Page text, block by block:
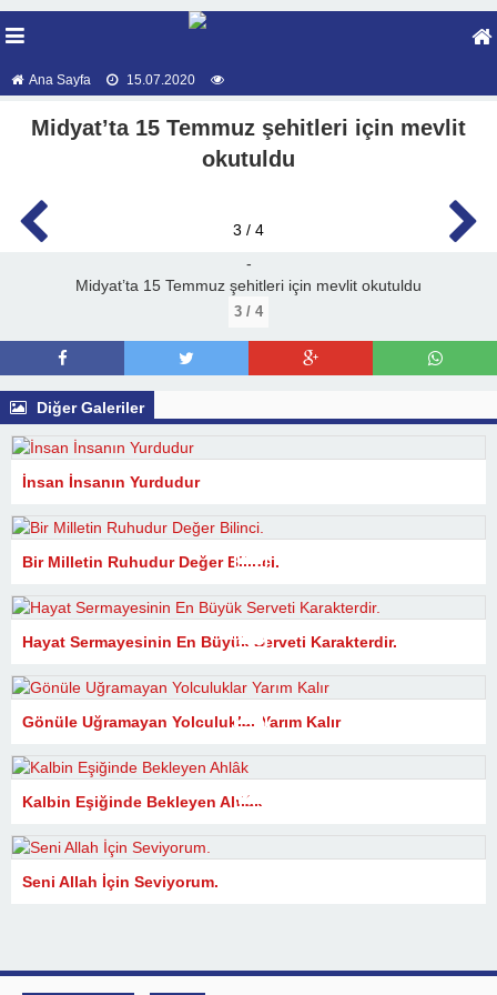
Ana Sayfa 15.07.2020
Midyat’ta 15 Temmuz şehitleri için mevlit
okutuldu
3 / 4
-
Midyat’ta 15 Temmuz şehitleri için mevlit okutuldu
3 / 4
Diğer Galeriler
İnsan İnsanın Yurdudur
Bir Milletin Ruhudur Değer Bilinci.
Hayat Sermayesinin En Büyük Serveti Karakterdir.
Gönüle Uğramayan Yolculuklar Yarım Kalır
Kalbin Eşiğinde Bekleyen Ahlâk
Seni Allah İçin Seviyorum.